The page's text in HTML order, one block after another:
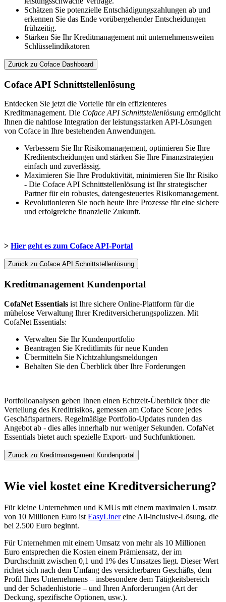
Schätzen Sie potenzielle Entschädigungszahlungen ab und
erkennen Sie das Ende vorübergehender Entscheidungen
frühzeitig.
Stärken Sie Ihr Kreditmanagement mit unternehmensweiten
Schlüsselindikatoren
Zurück zu Coface Dashboard
Coface API Schnittstellenlösung
Entdecken Sie jetzt die Vorteile für ein effizienteres
Kreditmanagement. Die Coface API Schnittstellenlösung ermöglicht
Ihnen die nahtlose Integration der leistungsstarken API-Lösungen
von Coface in Ihre bestehenden Anwendungen.
Verbessern Sie Ihr Risikomanagement, optimieren Sie Ihre
Kreditentscheidungen und stärken Sie Ihre Finanzstrategien
einfach und zuverlässig.
Maximieren Sie Ihre Produktivität, minimieren Sie Ihr Risiko
- Die Coface API Schnittstellenlösung ist Ihr strategischer
Partner für ein robustes, datengesteuertes Risikomanagement.
Revolutionieren Sie noch heute Ihre Prozesse für eine sichere
und erfolgreiche finanzielle Zukunft.
> Hier geht es zum Coface API-Portal
Zurück zu Coface API Schnittstellenlösung
Kreditmanagement Kundenportal
CofaNet Essentials ist Ihre sichere Online-Plattform für die
mühelose Verwaltung Ihrer Kreditversicherungspolizzen. Mit
CofaNet Essentials:
Verwalten Sie Ihr Kundenportfolio
Beantragen Sie Kreditlimits für neue Kunden
Übermitteln Sie Nichtzahlungsmeldungen
Behalten Sie den Überblick über Ihre Forderungen
Portfolioanalysen geben Ihnen einen Echtzeit-Überblick über die
Verteilung des Kreditrisikos, gemessen am Coface Score jedes
Geschäftspartners. Regelmäßige Portfolio-Updates runden das
Angebot ab - dies alles innerhalb nur weniger Sekunden. CofaNet
Essentials bietet auch spezielle Export- und Suchfunktionen.
Zurück zu Kreditmanagement Kundenportal
Wie viel kostet eine Kreditversicherung?
Für kleine Unternehmen und KMUs mit einem maximalen Umsatz
von 10 Millionen Euro ist EasyLinereine All-inclusive-Lösung, die
bei 2.500 Euro beginnt.
Für Unternehmen mit einem Umsatz von mehr als 10 Millionen
Euro entsprechen die Kosten einem Prämiensatz, der im
Durchschnitt zwischen 0,1 und 1% des Umsatzes liegt. Dieser Wert
richtet sich nach dem Umfang des versicherbaren Geschäfts, dem
Profil Ihres Unternehmens – insbesondere dem Tätigkeitsbereich
und der Schadenhistorie – und Ihren Anforderungen (Art der
Deckung, spezifische Optionen, usw.).